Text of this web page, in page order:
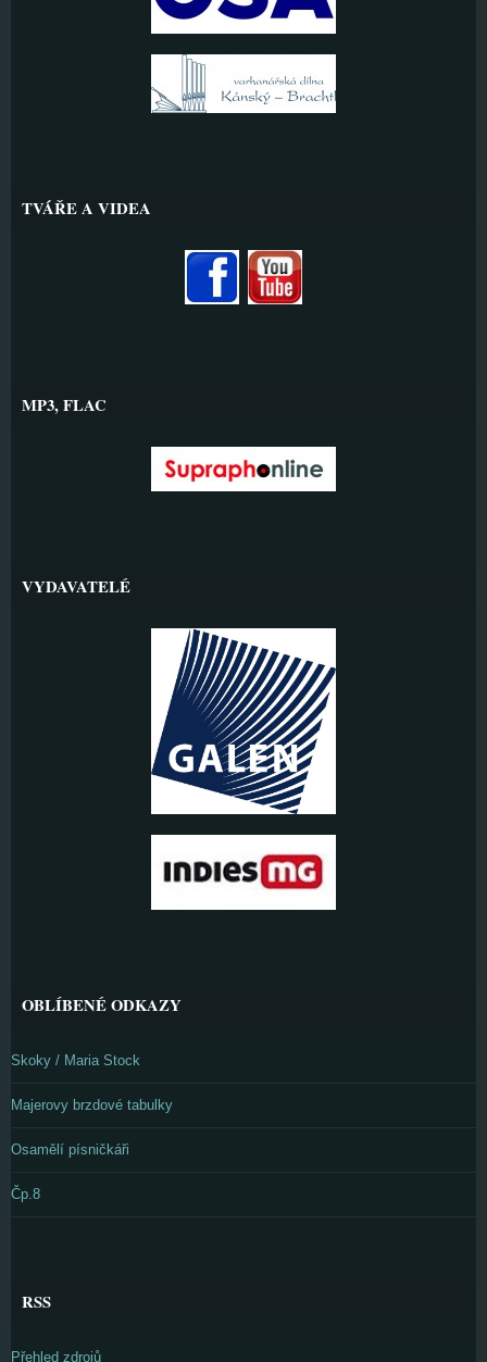
TVÁŘE A VIDEA
MP3, FLAC
VYDAVATELÉ
OBLÍBENÉ ODKAZY
Skoky / Maria Stock
Majerovy brzdové tabulky
Osamělí písničkáři
Čp.8
RSS
Přehled zdrojů